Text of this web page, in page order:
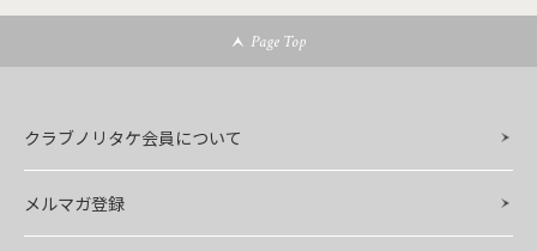
Page Top
クラブノリタケ会員について
メルマガ登録